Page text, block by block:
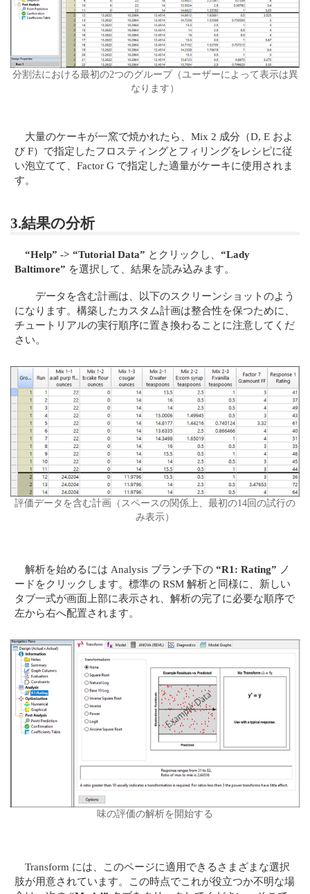
分割法における最初の2つのグループ（ユーザーによって表示は異
なります）
大量のケーキが一窯で焼かれたら、Mix 2 成分（D, E およ
び F）で指定したフロスティングとフィリングをレシピに従
い泡立てて、Factor G で指定した適量がケーキに使用されま
す。
3.結果の分析
“Help” -> “Tutorial Data” とクリックし、“Lady
Baltimore” を選択して、結果を読み込みます。
データを含む計画は、以下のスクリーンショットのよう
になります。構築したカスタム計画は整合性を保つために、
チュートリアルの実行順序に置き換わることに注意してくだ
さい。
評価データを含む計画（スペースの関係上、最初の14回の試行の
み表示）
解析を始めるには Analysis ブランチ下の“R1: Rating” ノ
ードをクリックします。標準の RSM 解析と同様に、新しい
タブ一式が画面上部に表示され、解析の完了に必要な順序で
左から右へ配置されます。
味の評価の解析を開始する
Transform には、このページに適用できるさまざまな選択
肢が用意されています。この時点でこれが役立つか不明な場